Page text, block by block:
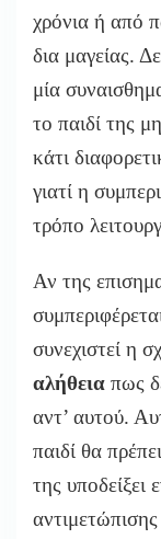
χρόνια ή από
δια μαγείας.
μία
το παιδί της
κάτι
γιατί η
τρόπο
Αν της
συνεχιστεί η
αλήθεια πως
αντ’ αυτού.
παιδί θα
της υποδείξει